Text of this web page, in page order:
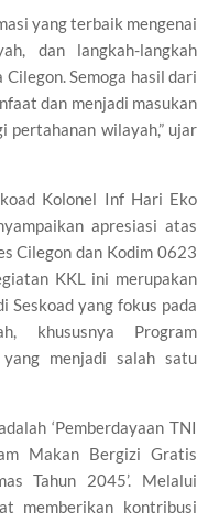
yang terbaik mengenai
dan langkah-langkah
Semoga hasil dari
dan menjadi masukan
pertahanan wilayah,” ujar
Kolonel Inf Hari Eko
apresiasi atas
Cilegon dan Kodim 0623
KKL ini merupakan
Seskoad yang fokus pada
khususnya Program
menjadi salah satu
‘Pemberdayaan TNI
Makan Bergizi Gratis
Tahun 2045’. Melalui
memberikan kontribusi